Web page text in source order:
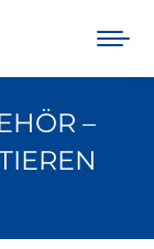
–